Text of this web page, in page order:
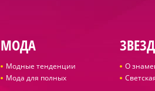
МОДА
Модные тенденции
Мода для полных
О